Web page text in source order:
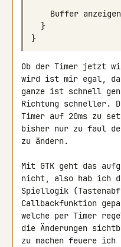
Buffer anzeigen
}
}
Ob der Timer jetzt
wird ist mir egal,
ganze ist schnell
Richtung schneller.
Timer auf 20ms zu
bisher nur zu faul
zu ändern.
Mit GTK geht das
nicht, also hab ich
Spiellogik
Callbackfunktion
welche per Timer
die Änderungen
zu machen feuere ich